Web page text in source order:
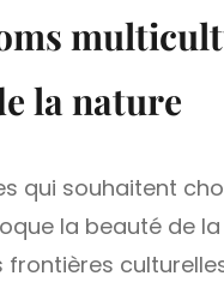
la nature
qui souhaitent
la beauté de
frontières